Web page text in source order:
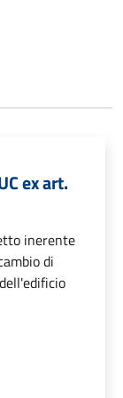
ex art.
inerente
di